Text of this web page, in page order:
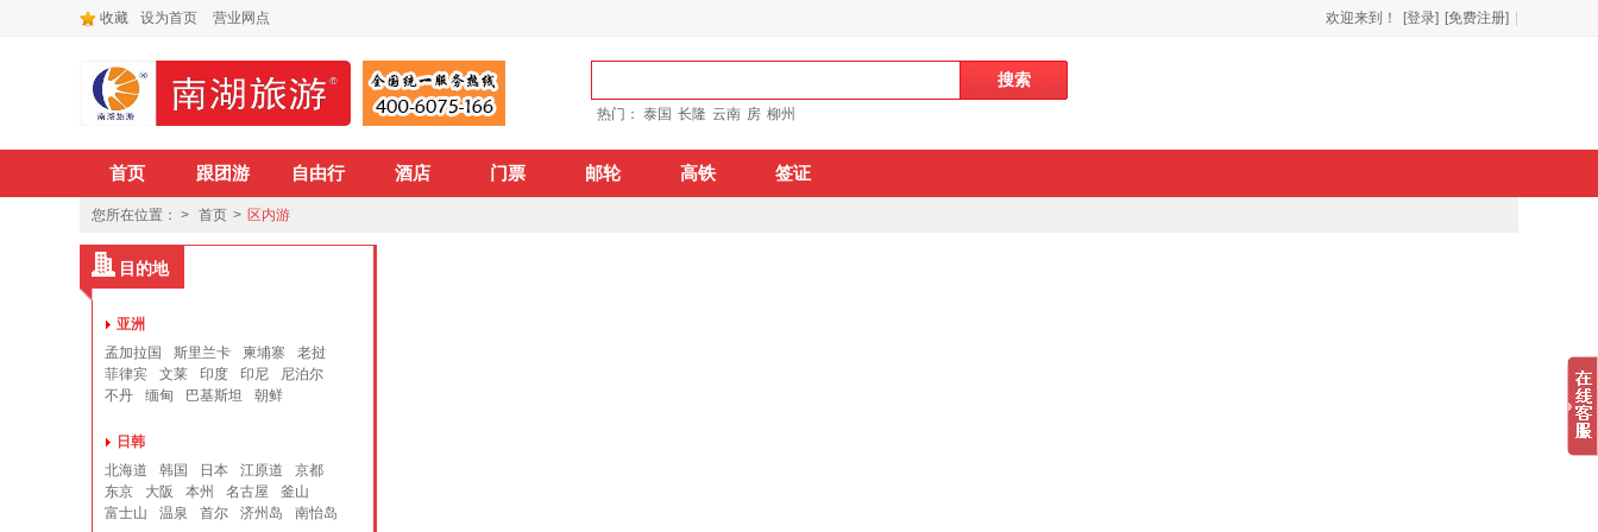
收藏 设为首页 营业网点 欢迎来到！ [登录] [免费注册]
热门： 泰国 长隆 云南 房 柳州
首页 跟团游 自由行 酒店 门票 邮轮 高铁 签证
您所在位置： > 首页 > 区内游
目的地
亚洲
孟加拉国
斯里兰卡 柬埔寨
老挝
菲律宾
文莱 印度 印尼
尼泊尔
不丹
缅甸 巴基斯坦 朝鲜
日韩
北海道
韩国 日本 江原道
京都
东京
大阪 本州 名古屋
釜山
富士山
温泉 首尔 济州岛 南怡岛